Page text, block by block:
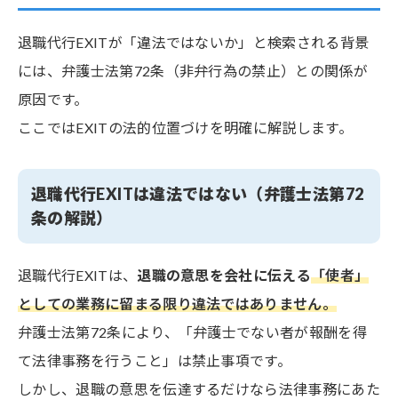
退職代行EXITが「違法ではないか」と検索される背景
には、弁護士法第72条（非弁行為の禁止）との関係が
原因です。
ここではEXITの法的位置づけを明確に解説します。
退職代行EXITは違法ではない（弁護士法第72
条の解説）
退職代行EXITは、 退職の意思を会社に伝える「使者」
としての業務に留まる限り違法ではありません。
弁護士法第72条により、「弁護士でない者が報酬を得
て法律事務を行うこと」は禁止事項です。
しかし、退職の意思を伝達するだけなら法律事務にあた